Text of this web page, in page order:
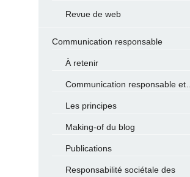
Revue de web
Communication responsable
À retenir
Communication responsable et…
Les principes
Making-of du blog
Publications
Responsabilité sociétale des